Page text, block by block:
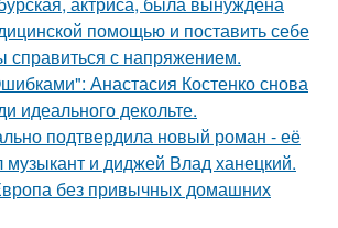
помощью и поставить себе
справиться с напряжением.
Анастасия Костенко снова
идеального декольте.
подтвердила новый роман - её
музыкант и диджей Влад ханецкий.
без привычных домашних